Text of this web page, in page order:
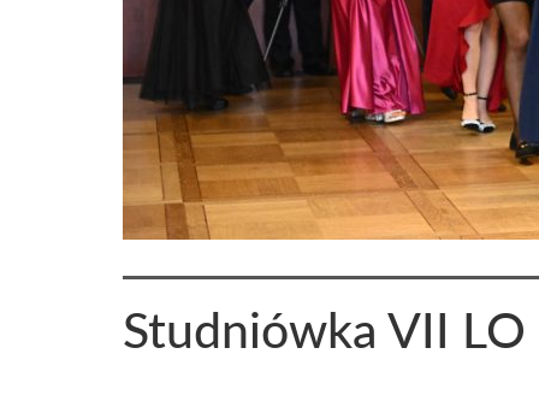
Studniówka VII